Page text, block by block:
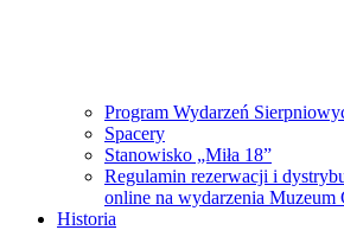
Program Wydarzeń
Spacery
Stanowisko „Miła 18”
Regulamin rezerwacji i
online na wydarzenia Muzeum
Historia